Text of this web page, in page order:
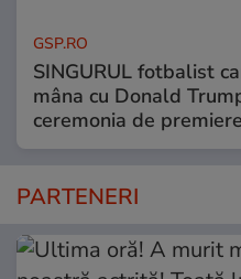
GSP.RO
SINGURUL fotbalist
mâna cu Donald
ceremonia de premiere
PARTENERI